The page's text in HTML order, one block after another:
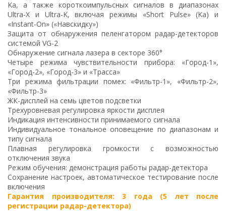
Ka, а также короткоимпульсных сигналов в диапазонах
Ultra-X и Ultra-K, включая режимы «Short Pulse» (Ka) и
«Instant-On» («Навскидку»)
Защита от обнаружения пеленгатором радар-детекторов
системой VG-2
Обнаружение сигнала лазера в секторе 360°
Четыре режима чувствительности прибора: «Город-1»,
«Город-2», «Город-3» и «Трасса»
Три режима фильтрации помех: «Фильтр-1», «Фильтр-2»,
«Фильтр-3»
ЖК-дисплей на семь цветов подсветки
Трехуровневая регулировка яркости дисплея
Индикация интенсивности принимаемого сигнала
Индивидуальное тональное оповещение по диапазонам и
типу сигнала
Плавная регулировка громкости с возможностью
отключения звука
Режим обучения: демонстрация работы радар-детектора
Сохранение настроек, автоматическое тестирование после
включения
Гарантия производителя: 3 года (5 лет после
регистрации радар-детектора)